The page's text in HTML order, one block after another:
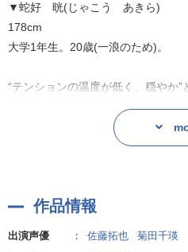
控えめな抑揚のせいか、少し距離
「……名前、なにちゃん?」
何かと声をかけてくれる彼。
気づけば、隣にいるのが当たり前に
▼蛇好 晄(じゃこう あきら)
178cm
大学1年生。20歳(一浪のため)。
“テンションの温度が低く、穏やか”
基本の言葉選びは意外とストレー
作品情報
出演声優 ： 佐藤拓也
菊田千瑛